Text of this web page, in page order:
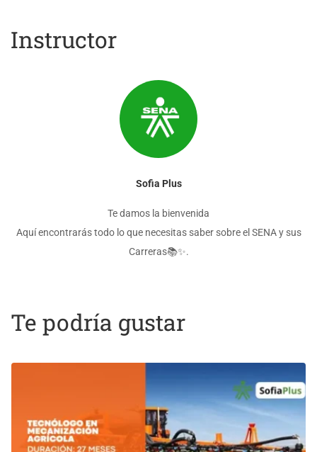
Instructor
Sofia Plus
Te damos la bienvenida
Aquí encontrarás todo lo que necesitas saber sobre el SENA y sus
Carreras📚✨.
Te podría gustar